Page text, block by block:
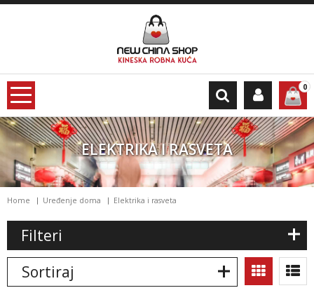
0
ELEKTRIKA I RASVETA
Home Uređenje doma Elektrika i rasveta
Filteri
Sortiraj